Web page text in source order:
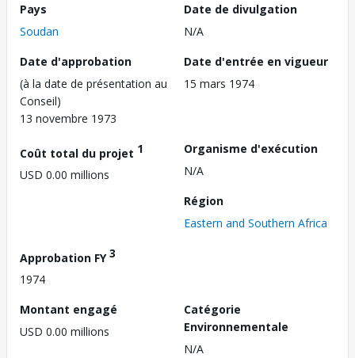
Pays
Soudan
Date de divulgation
N/A
Date d'approbation
(à la date de présentation au
Conseil)
13 novembre 1973
Date d'entrée en vigueur
15 mars 1974
Coût total du projet 1
USD 0.00 millions
Organisme d'exécution
N/A
Région
Eastern and Southern Africa
Approbation FY3
1974
Montant engagé
USD 0.00 millions
Catégorie
Environnementale
N/A